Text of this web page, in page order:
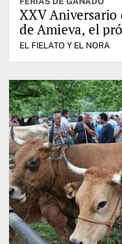
XXV Aniversario
de Amieva, el
EL FIELATO Y EL NORA